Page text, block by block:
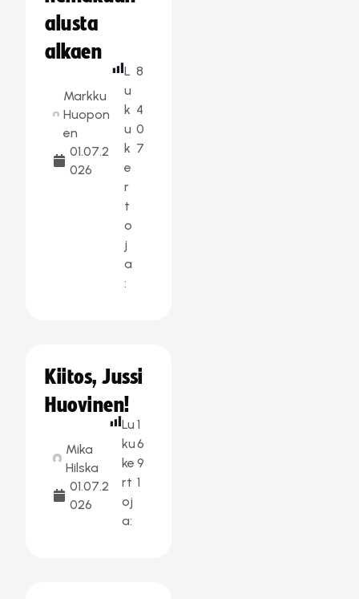
alusta
alkaen
Markku
Huopon
en
01.07.2
026
L
u
k
u
k
e
r
t
o
j
a
:
8
4
0
7
Kiitos, Jussi
Huovinen!
Mika
Hilska
01.07.2
026
Lu
ku
ke
rt
oj
a:
1
6
9
1